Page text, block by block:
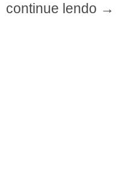
continue lendo →